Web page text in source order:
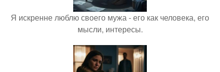
Я искренне люблю своего мужа - его как человека, его
мысли, интересы.